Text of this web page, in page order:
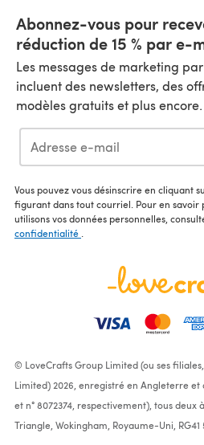
Abonnez-vous pour
réduction de 15 % par e-
Les messages de marketing
incluent des newsletters, des
modèles gratuits et plus encore.
Vous pouvez vous désinscrire en cliquant
figurant dans tout courriel. Pour en savoir
utilisons vos données personnelles,
confidentialité
© LoveCrafts Group Limited (ou ses
Limited) 2026, enregistré en Angleterre et
et n° 8072374, respectivement), tous deux
Triangle, Wokingham, Royaume-Uni, RG41